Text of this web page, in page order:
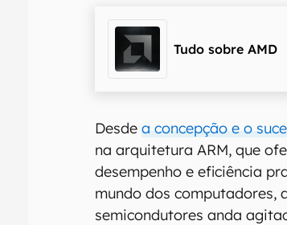
Tudo sobre AMD
Desdea concepção e o
na arquitetura ARM, que
desempenho e eficiência
mundo dos computadores,
semicondutores anda